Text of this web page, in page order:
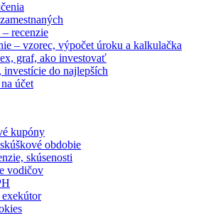
recenzie
– vzorec, výpočet úroku a kalkulačka
graf, ako investovať
do najlepších
účet
kupóny
obdobie
skúsenosti
vodičov